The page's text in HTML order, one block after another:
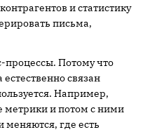
и статистику
письма,
процессы. Потому что
связан
Например,
метрики и потом с ними
меняются, где есть